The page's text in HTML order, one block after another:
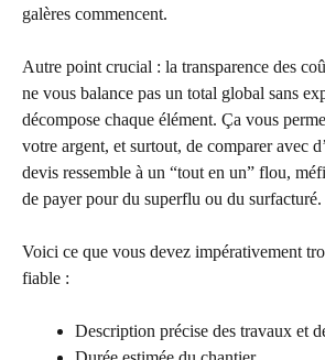
galères commencent.
Autre point crucial : la transparence des
ne vous balance pas un total global sans
décompose chaque élément. Ça vous
votre argent, et surtout, de comparer avec
devis ressemble à un “tout en un” flou,
de payer pour du superflu ou du surfacturé.
Voici ce que vous devez impérativement
fiable :
Description précise des travaux et